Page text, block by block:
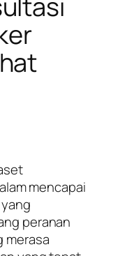
mencapai
peranan
merasa